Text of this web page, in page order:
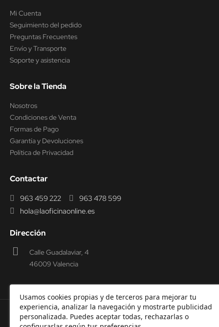
Usamos cookies propias y de terceros para mejorar tu
experiencia, analizar la navegación y mostrarte publicidad
personalizada. Puedes aceptar todas, rechazarlas o
Mi Cuenta
Seguimiento del pedido
Preguntas Frecuentes
Envío y Transporte
Soporte y asistencia
Sobre la Tienda
Nosotros
Condiciones de Venta
Formas de Pago
Garantía y Devoluciones
Política de Privacidad
Contactar
963 459 222
963 478 599
hola@laoficinaonline.es
Dirección
Calle Guadalaviar, 4
46009 Valencia
© 2000-2026 Laoficinaonline.SIDEOFFICE, S.L. CIF